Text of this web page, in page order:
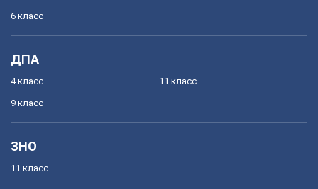
6 класс
ДПА
4 класс
9 класс
11 класс
ЗНО
11 класс